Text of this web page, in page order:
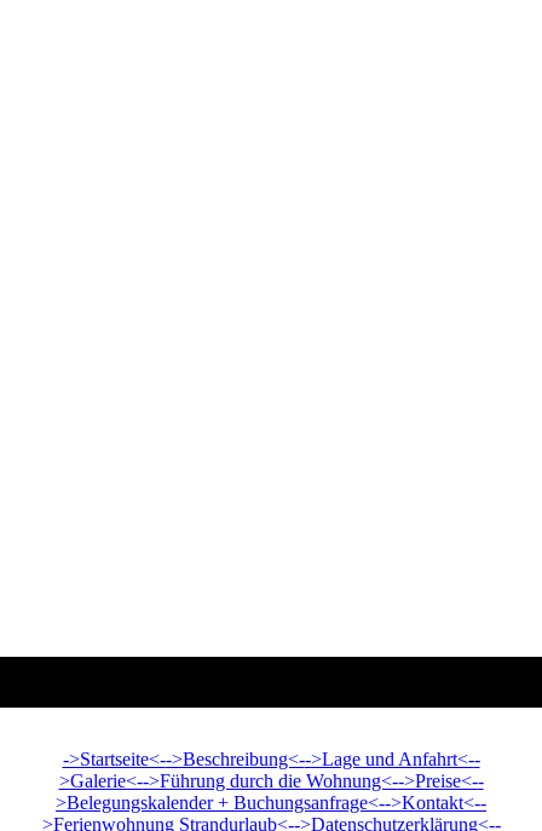
->Startseite<-->Beschreibung<-->Lage und Anfahrt<--
>Galerie<-->Führung durch die Wohnung<-->Preise<--
>Belegungskalender + Buchungsanfrage<-->Kontakt<--
>Ferienwohnung Strandurlaub<-->Datenschutzerklärung<--